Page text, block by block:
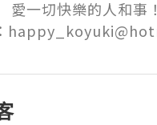
愛一切快樂的人和事！